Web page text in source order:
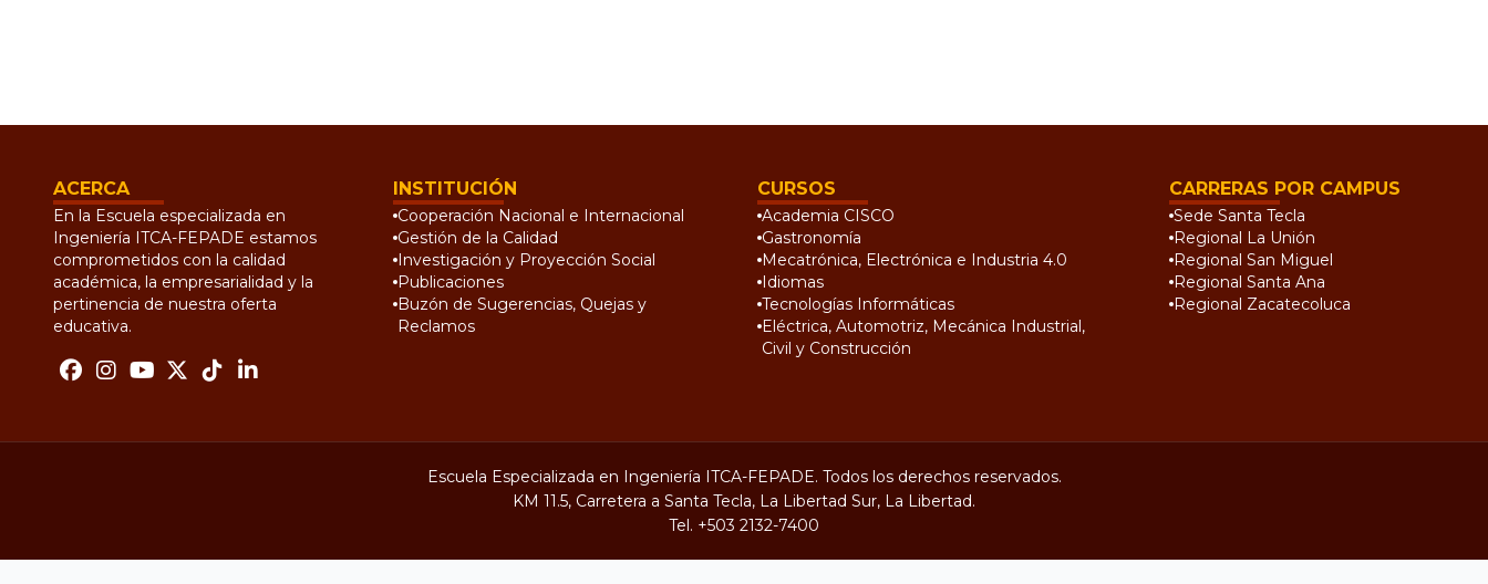
ACERCA
En la Escuela especializada en
Ingeniería ITCA-FEPADE estamos
comprometidos con la calidad
académica, la empresarialidad y la
pertinencia de nuestra oferta
educativa.
INSTITUCIÓN
Cooperación Nacional e Internacional
Gestión de la Calidad
Investigación y Proyección Social
Publicaciones
Buzón de Sugerencias, Quejas y
Reclamos
CURSOS
Academia CISCO
Gastronomía
Mecatrónica, Electrónica e Industria 4.0
Idiomas
Tecnologías Informáticas
Eléctrica, Automotriz, Mecánica Industrial,
Civil y Construcción
CARRERAS POR CAMPUS
Sede Santa Tecla
Regional La Unión
Regional San Miguel
Regional Santa Ana
Regional Zacatecoluca
Escuela Especializada en Ingeniería ITCA-FEPADE. Todos los derechos reservados.
KM 11.5, Carretera a Santa Tecla, La Libertad Sur, La Libertad.
Tel. +503 2132-7400